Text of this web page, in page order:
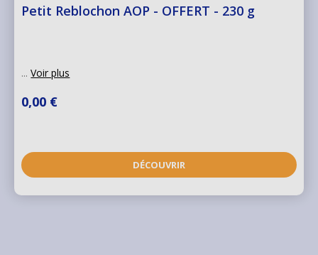
Petit Reblochon AOP - OFFERT - 230 g
...Voir plus
0,00 €
DÉCOUVRIR